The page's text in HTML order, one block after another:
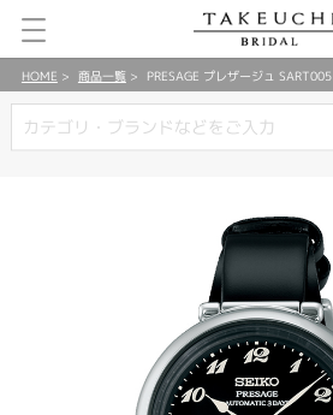
HOME 商品一覧 PRESAGE プレザージュ SART005